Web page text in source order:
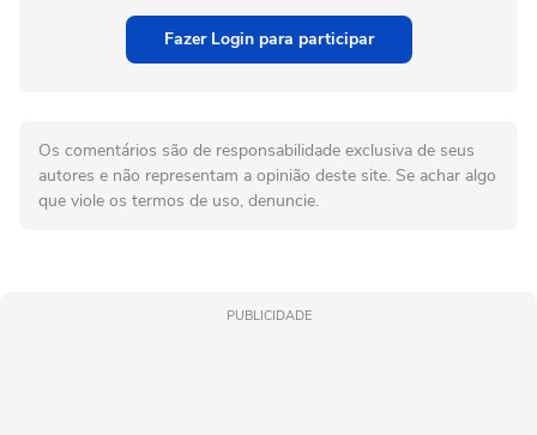
Fazer Login para participar
Os comentários são de responsabilidade exclusiva de seus
autores e não representam a opinião deste site. Se achar algo
que viole os termos de uso, denuncie.
PUBLICIDADE